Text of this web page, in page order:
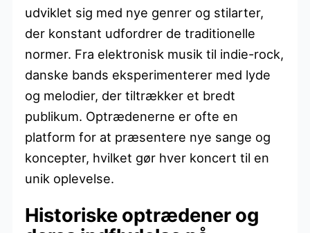
udviklet sig med nye genrer og stilarter,
der konstant udfordrer de traditionelle
normer. Fra elektronisk musik til indie-rock,
danske bands eksperimenterer med lyde
og melodier, der tiltrækker et bredt
publikum. Optrædenerne er ofte en
platform for at præsentere nye sange og
koncepter, hvilket gør hver koncert til en
unik oplevelse.
Historiske optrædener og